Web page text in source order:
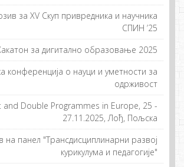
зa XV Скуп приврeдникa и нaучникa
СПИН ’25
за дигитално образовање 2025
конференција о науци и уметности за
одрживост
and Double Programmes in Europe, 25 -
27.11.2025, Лођ, Пољска
на панел "Трансдисциплинарни развој
курикулума и педагогије"